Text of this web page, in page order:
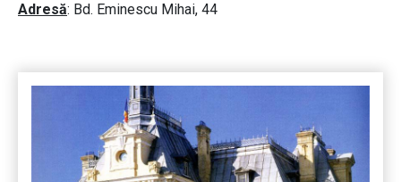
Adresă: Bd. Eminescu Mihai, 44